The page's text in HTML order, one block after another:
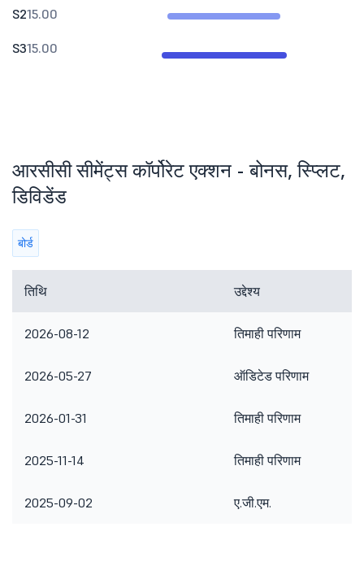
S215.00
S315.00
आरसीसी सीमेंट्स कॉर्पोरेट एक्शन - बोनस, स्प्लिट,
डिविडेंड
बोर्ड
तिथि उद्देश्य
2026-08-12 तिमाही परिणाम
2026-05-27 ऑडिटेड परिणाम
2026-01-31 तिमाही परिणाम
2025-11-14 तिमाही परिणाम
2025-09-02 ए.जी.एम.